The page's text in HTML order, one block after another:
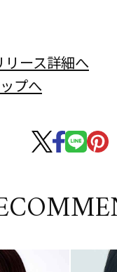
ース詳細へ
プへ